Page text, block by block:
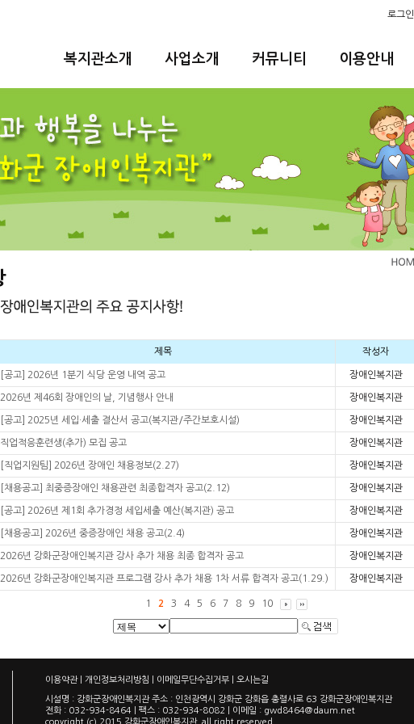
로그인
복지관소개 사업소개 커뮤니티 이용안내
제목 작성자
[공고] 2026년 1분기 식당 운영 내역 공고 장애인복지관
2026년 제46회 장애인의 날, 기념행사 안내 장애인복지관
[공고] 2025년 세입·세출 결산서 공고(복지관/주간보호시설) 장애인복지관
직업적응훈련생(추가) 모집 공고 장애인복지관
[직업지원팀] 2026년 장애인 채용정보(2.27) 장애인복지관
[채용공고] 최중증장애인 채용관련 최종합격자 공고(2.12) 장애인복지관
[공고] 2026년 제1회 추가경정 세입세출 예산(복지관) 공고 장애인복지관
[채용공고] 2026년 중증장애인 채용 공고(2.4) 장애인복지관
2026년 강화군장애인복지관 강사 추가 채용 최종 합격자 공고 장애인복지관
2026년 강화군장애인복지관 프로그램 강사 추가 채용 1차 서류 합격자 공고(1.29.) 장애인복지관
1 2 3 4 5 6 7 8 9 10
이용약관| 개인정보처리방침 이메일무단수집거부 오시는길
시설명 : 강화군장애인복지관 주소 : 인천광역시 강화군 강화읍 충렬사로 63 강화군장애인복지관
전화 : 032-934-8464 | 팩스 : 032-934-8082 | 이메일 : gwd8464@daum.net
copyright (c) 2015 강화군장애인복지관, all right reserved.